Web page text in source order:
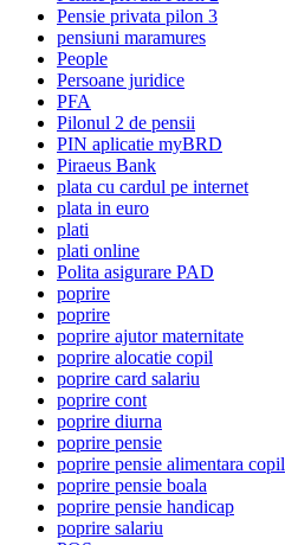
Pensie privata pilon 3
pensiuni maramures
People
Persoane juridice
PFA
Pilonul 2 de pensii
PIN aplicatie myBRD
Piraeus Bank
plata cu cardul pe internet
plata in euro
plati
plati online
Polita asigurare PAD
poprire
poprire
poprire ajutor maternitate
poprire alocatie copil
poprire card salariu
poprire cont
poprire diurna
poprire pensie
poprire pensie alimentara copil
poprire pensie boala
poprire pensie handicap
poprire salariu